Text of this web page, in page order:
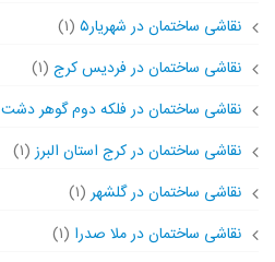
نقاشی ساختمان در شهریار۵ (۱)
نقاشی ساختمان در فردیس کرج (۱)
نقاشی ساختمان در فلکه دوم گوهر دشت
نقاشی ساختمان در کرج استان البرز(۱)
نقاشی ساختمان در گلشهر(۱)
نقاشی ساختمان در ملا صدرا (۱)